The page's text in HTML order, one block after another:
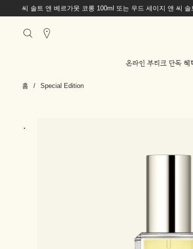
씨 솔트 앤 베르가못 코롱 100ml 또는 우드 세이지 앤 씨
온라인 부티크 단독 혜
Stores
홈 / Special Edition